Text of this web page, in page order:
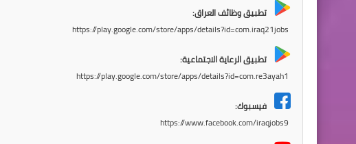
تطبيق وظائف العراق:
https://play.google.com/store/apps/details?id=com.iraq21jobs
تطبيق الرعاية الاجتماعية:
https://play.google.com/store/apps/details?id=com.re3ayah1
فيسبوك:
https://www.facebook.com/iraqjobs9